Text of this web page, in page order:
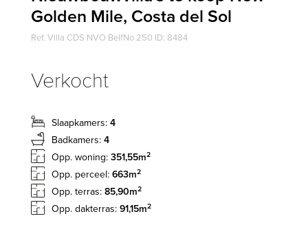
Golden Mile, Costa del Sol
Ref. Villa CDS NVO BelfNo 250 ID: 8484
Verkocht
Slaapkamers: 4
Badkamers: 4
Opp. woning: 351,55m2
Opp. perceel: 663m2
Opp. terras: 85,90m2
Opp. dakterras: 91,15m2